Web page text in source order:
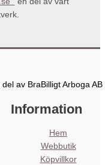
del av BraBilligt Arboga AB
Information
Hem
Webbutik
Köpvillkor